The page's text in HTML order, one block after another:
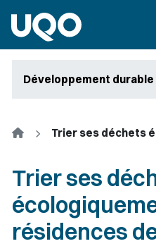
Développement durable
Accueil
Trier ses
résidences